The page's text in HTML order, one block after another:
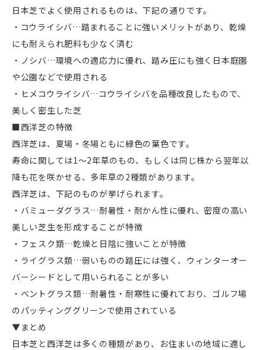
日本芝でよく使用されるものは、下記の通りです。
・コウライシバ…踏まれることに強いメリットがあり、乾燥
にも耐えられ肥料も少なく済む
・ノシバ…環境への適応力に優れ、踏み圧にも強く日本庭園
や公園などで使用される
・ヒメコウライシバ…コウライシバを品種改良したもので、
美しく密生した芝
■西洋芝の特徴
西洋芝は、夏場・冬場ともに緑色の葉色です。
寿命に関しては1〜2年草のもの、もしくは同じ株から翌年以
降も花を咲かせる、多年草の2種類があります。
西洋芝は、下記のものが挙げられます。
・バミューダグラス…耐暑性・耐かん性に優れ、密度の高い
美しい芝生を形成することが特徴
・フェスク類…乾燥と日陰に強いことが特徴
・ライグラス類…弱いものの踏圧には強く、ウィンターオー
バーシードとして用いられることが多い
・ベントグラス類…耐暑性・耐寒性に優れており、ゴルフ場
のパッティンググリーンで使用されている
▼まとめ
日本芝と西洋芝は多くの種類があり、お住まいの地域に適し